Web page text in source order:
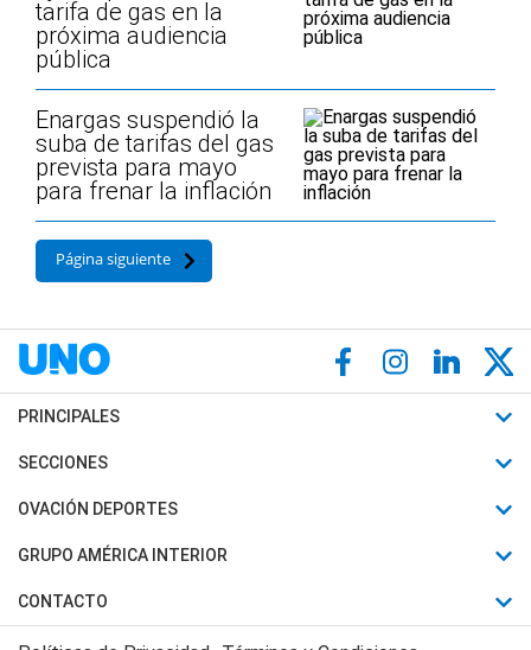
tarifa de gas en la
próxima audiencia
pública
Enargas suspendió la
suba de tarifas del gas
prevista para mayo
para frenar la inflación
Página siguiente
PRINCIPALES
Últimas Noticias
Política
Judiciales
SECCIONES
Horóscopo
Motores
Trucos caseros
OVACIÓN DEPORTES
Fútbol
Mundial
Automovilismo
GRUPO AMÉRICA INTERIOR
Canal 7 en Vivo
CONTACTO